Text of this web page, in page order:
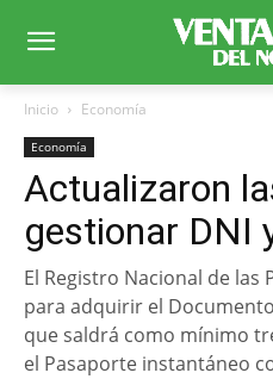
Inicio Economía
Economía
Actualizaron
gestionar DNI
El Registro Nacional de las
para adquirir el
que saldrá como mínimo
el Pasaporte instantáneo